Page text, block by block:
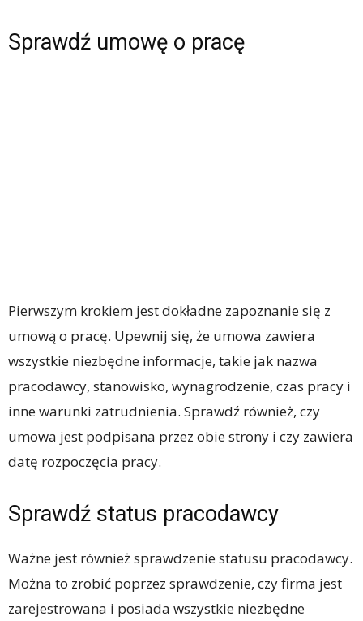
Sprawdź umowę o pracę
Pierwszym krokiem jest dokładne zapoznanie się z
umową o pracę. Upewnij się, że umowa zawiera
wszystkie niezbędne informacje, takie jak nazwa
pracodawcy, stanowisko, wynagrodzenie, czas pracy i
inne warunki zatrudnienia. Sprawdź również, czy
umowa jest podpisana przez obie strony i czy zawiera
datę rozpoczęcia pracy.
Sprawdź status pracodawcy
Ważne jest również sprawdzenie statusu pracodawcy.
Można to zrobić poprzez sprawdzenie, czy firma jest
zarejestrowana i posiada wszystkie niezbędne